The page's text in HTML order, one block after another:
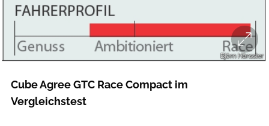
Björn Hänssler
Cube Agree GTC Race Compact im
Vergleichstest